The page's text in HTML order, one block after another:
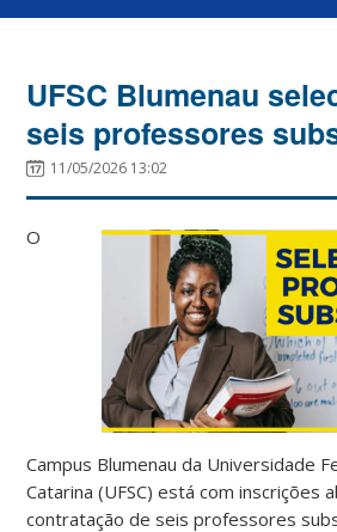
UFSC Blumenau
seis professores
11/05/2026 13:02
O
Campus Blumenau da Universidade
Catarina (UFSC) está com inscrições
contratação de seis professores